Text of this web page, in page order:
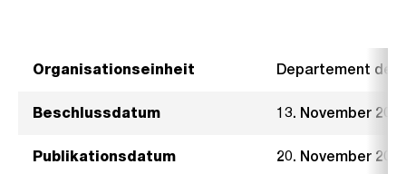
Organisationseinheit Departement der
Beschlussdatum 13. November
Publikationsdatum 20. November